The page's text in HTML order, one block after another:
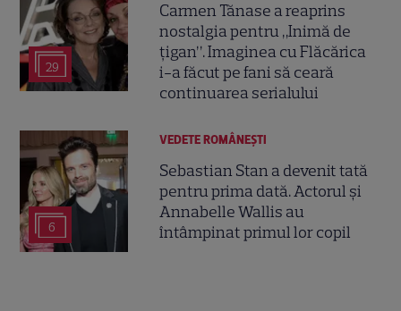
29
Carmen Tănase a reaprins
nostalgia pentru „Inimă de
țigan”. Imaginea cu Flăcărica
i-a făcut pe fani să ceară
continuarea serialului
6
VEDETE ROMÂNEŞTI
Sebastian Stan a devenit tată
pentru prima dată. Actorul și
Annabelle Wallis au
întâmpinat primul lor copil